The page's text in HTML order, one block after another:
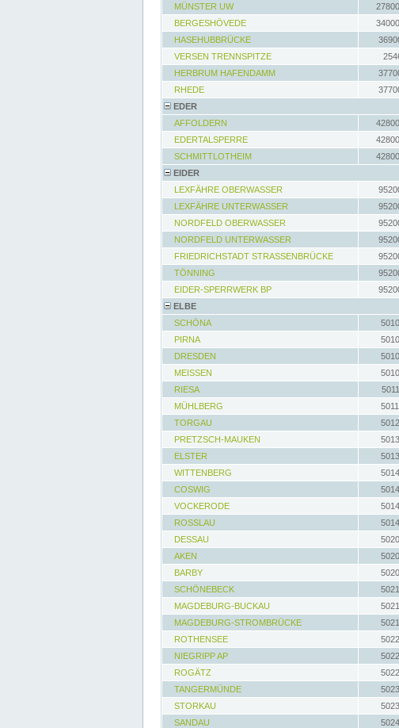
MÜNSTER UW
BERGESHÖVEDE
HASEHUBBRÜCKE
VERSEN TRENNSPITZE
HERBRUM HAFENDAMM
RHEDE
EDER
AFFOLDERN
EDERTALSPERRE
SCHMITTLOTHEIM
EIDER
LEXFÄHRE OBERWASSER
LEXFÄHRE UNTERWASSER
NORDFELD OBERWASSER
NORDFELD UNTERWASSER
FRIEDRICHSTADT STRASSENBRÜCKE
TÖNNING
EIDER-SPERRWERK BP
ELBE
SCHÖNA
PIRNA
DRESDEN
MEISSEN
RIESA
MÜHLBERG
TORGAU
PRETZSCH-MAUKEN
ELSTER
WITTENBERG
COSWIG
VOCKERODE
ROSSLAU
DESSAU
AKEN
BARBY
SCHÖNEBECK
MAGDEBURG-BUCKAU
MAGDEBURG-STROMBRÜCKE
ROTHENSEE
NIEGRIPP AP
ROGÄTZ
TANGERMÜNDE
STORKAU
SANDAU